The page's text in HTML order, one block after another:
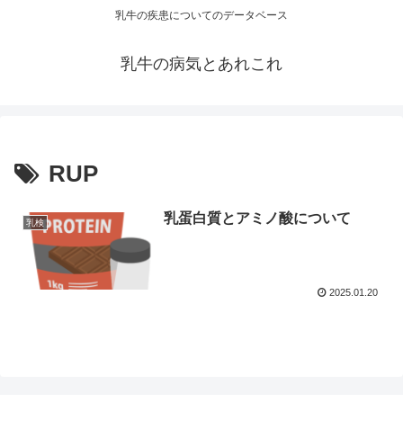
乳牛の疾患についてのデータベース
乳牛の病気とあれこれ
RUP
乳検 乳蛋白質とアミノ酸について
2025.01.20